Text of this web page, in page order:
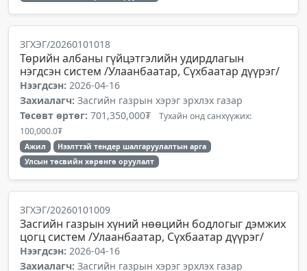
ЗГХЭГ/20260101018
Төрийн албаны гүйцэтгэлийн удирдлагын
нэгдсэн систем /Улаанбаатар, Сүхбаатар дүүрэг/
Нээгдсэн: 2026-04-16
Захиалагч: Засгийн газрын хэрэг эрхлэх газар
Төсөвт өртөг: 701,350,000₮ Тухайн онд санхүүжих:
100,000.0₮
Ажил
Нээлттэй тендер шалгаруулалтын арга
Улсын төсвийн хөрөнгө оруулалт
ЗГХЭГ/20260101009
Засгийн газрын хүний нөөцийн бодлогыг дэмжих
цогц систем /Улаанбаатар, Сүхбаатар дүүрэг/
Нээгдсэн: 2026-04-16
Захиалагч: Засгийн газрын хэрэг эрхлэх газар